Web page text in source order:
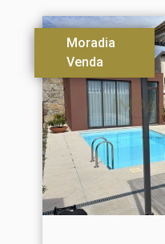
Moradia
Venda